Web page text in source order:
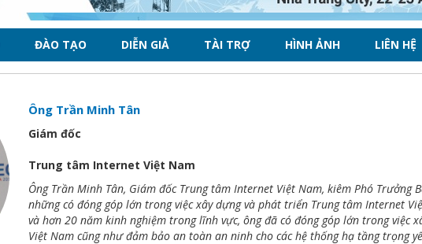
ĐÀO TẠO DIỄN GIẢ TÀI TRỢ HÌNH ẢNH LIÊN HỆ
Ông Trần Minh Tân
Giám đốc
Trung tâm Internet Việt Nam
Ông Trần Minh Tân, Giám đốc Trung tâm Internet Việt Nam, kiêm Phó
những có đóng góp lớn trong việc xây dựng và phát triển Trung tâm Internet
và hơn 20 năm kinh nghiệm trong lĩnh vực, ông đã có đóng góp lớn trong việc
Việt Nam cũng như đảm bảo an toàn an ninh cho các hệ thống hạ tầng trọng